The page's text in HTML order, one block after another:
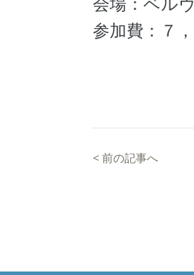
参加費：７
<前の記事へ